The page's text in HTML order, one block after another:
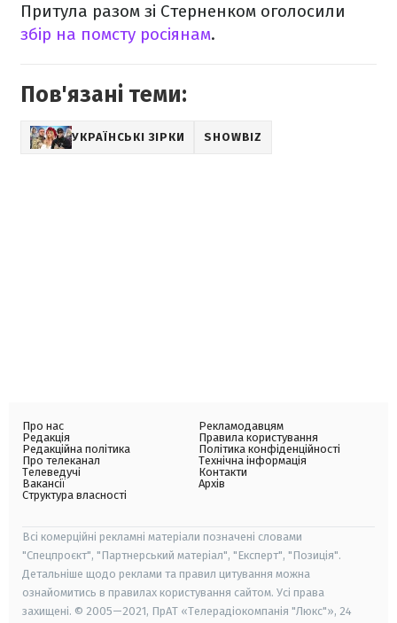
Притула разом зі Стерненком оголосили
збір на помсту росіянам.
Пов'язані теми:
УКРАЇНСЬКІ ЗІРКИ SHOWBIZ
Про нас
Редакція
Редакційна політика
Про телеканал
Телеведучі
Вакансії
Структура власності
Рекламодавцям
Правила користування
Політика конфіденційності
Технічна інформація
Контакти
Архів
Всі комерційні рекламні матеріали позначені словами
"Спецпроєкт", "Партнерський матеріал", "Експерт", "Позиція".
Детальніше щодо реклами та правил цитування можна
ознайомитись в правилах користування сайтом. Усі права
захищені. © 2005—2021, ПрАТ «Телерадіокомпанія "Люкс"», 24